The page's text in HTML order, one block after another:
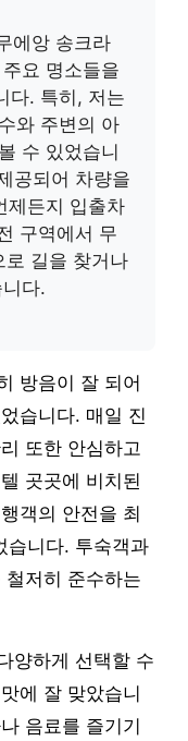
에앙 송크라
요 명소들을
다. 특히, 저는
와 주변의 아
수 있었습니
공되어 차량을
제든지 입출차
구역에서 무
로 길을 찾거나
다.
방음이 잘 되어
습니다. 매일 진
또한 안심하고
곳곳에 비치된
객의 안전을 최
습니다. 투숙객과
저히 준수하는
양하게 선택할 수
에 잘 맞았습니
음료를 즐기기